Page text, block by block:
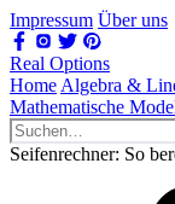
Impressum Über uns
Real Options
Home Algebra &
Mathematische
Seifenrechner: So